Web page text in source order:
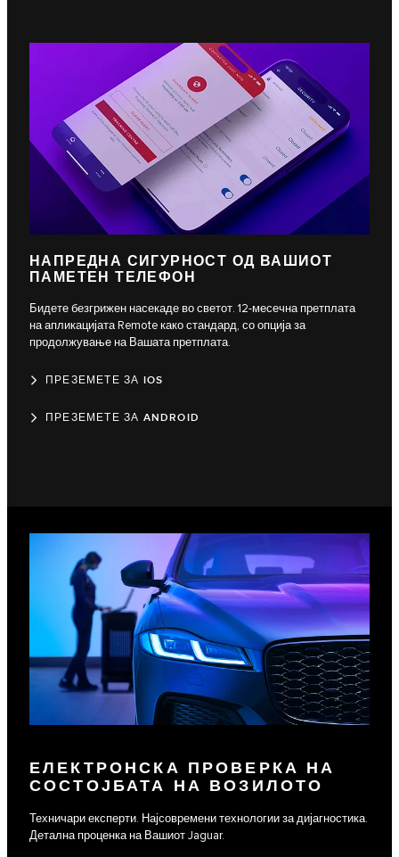
НАПРЕДНА СИГУРНОСТ ОД ВАШИОТ
ПАМЕТЕН ТЕЛЕФОН
Бидете безгрижен насекаде во светот. 12-месечна претплата
на апликацијата Remote како стандард, со опција за
продолжување на Вашата претплата.
ПРЕЗЕМЕТЕ ЗА IOS
ПРЕЗЕМЕТЕ ЗА ANDROID
ЕЛЕКТРОНСКА ПРОВЕРКА НА
СОСТОЈБАТА НА ВОЗИЛОТО
Техничари експерти. Најсовремени технологии за дијагностика.
Детална проценка на Вашиот Jaguar.